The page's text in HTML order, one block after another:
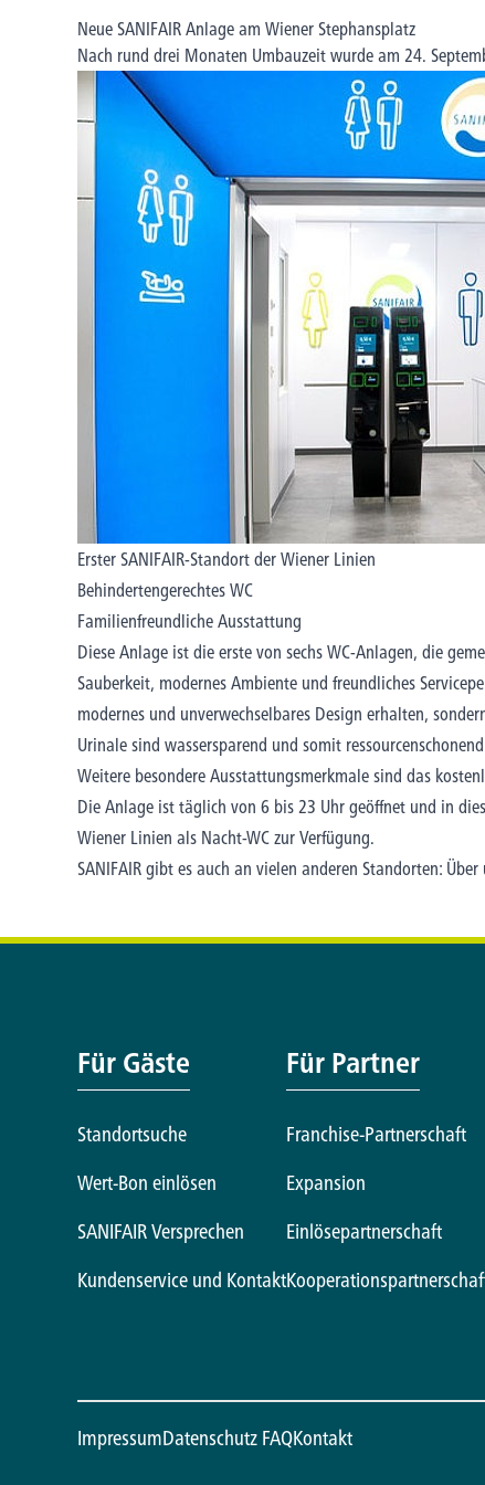
Neue SANIFAIR Anlage am Wiener Stephansplatz
Nach rund drei Monaten Umbauzeit wurde am 24.
Erster SANIFAIR-Standort der Wiener Linien
Behindertengerechtes WC
Familienfreundliche Ausstattung
Diese Anlage ist die erste von sechs WC-Anlagen, die
Sauberkeit, modernes Ambiente und freundliches
modernes und unverwechselbares Design erhalten,
Urinale sind wassersparend und somit
Weitere besondere Ausstattungsmerkmale sind das
Die Anlage ist täglich von 6 bis 23 Uhr geöffnet und in
Wiener Linien als Nacht-WC zur Verfügung.
SANIFAIR gibt es auch an vielen anderen Standorten:
Für Gäste
Standortsuche
Wert-Bon einlösen
SANIFAIR Versprechen
Kundenservice und Kontakt
Für Partner
Franchise-Partnerschaft
Expansion
Einlösepartnerschaft
ImpressumDatenschutz FAQKontakt